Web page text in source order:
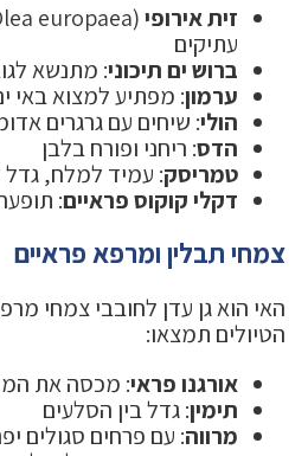
זית אירופי
עתיקים
ברוש ים תיכוני: מתנשא
ערמון: מפתיע למצוא באי
הולי: שיחים עם גרגרים
הדס: ריחני ופורח בלבן
טמריסק: עמיד למלח, גדל
דקלי קוקוס פראיים:
צמחי תבלין ומרפא פראיים
האי הוא גן עדן לחובבי צמחי
הטיולים תמצאו:
אורגנו פראי: מכסה את
תימין: גדל בין הסלעים
מרווה: עם פרחים סגולים